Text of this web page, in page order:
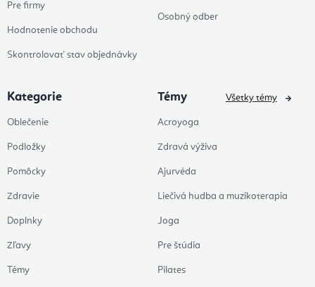
Pre firmy
Hodnotenie obchodu
Skontrolovať stav objednávky
Osobný odber
Kategorie
Oblečenie
Podložky
Pomôcky
Zdravie
Doplnky
Zľavy
Témy
Témy
Acroyoga
Zdravá výživa
Ajurvéda
Liečivá hudba a muzikoterapia
Joga
Pre štúdia
Pilates
Všetky témy